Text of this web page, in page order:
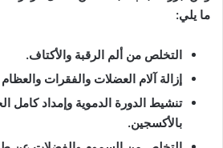
ما يلي:
التخلص من ألم الرقبة والأكتاف.
إزالة آلام العضلات والفقرات
تنشيط الدورة الدموية وإمداد كامل
بالأكسجين.